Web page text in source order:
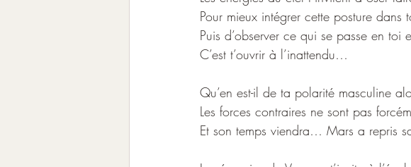
Pour mieux intégrer cette posture dans
Puis d’observer ce qui se passe en toi
C’est t’ouvrir à l’inattendu…
Qu’en est-il de ta polarité masculine
Les forces contraires ne sont pas
Et son temps viendra… Mars a repris